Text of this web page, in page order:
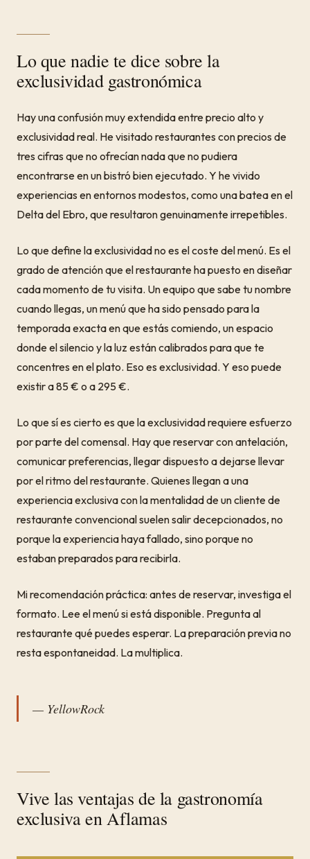
Lo que nadie te dice sobre la
exclusividad gastronómica
Hay una confusión muy extendida entre precio alto y
exclusividad real. He visitado restaurantes con precios de
tres cifras que no ofrecían nada que no pudiera
encontrarse en un bistró bien ejecutado. Y he vivido
experiencias en entornos modestos, como una batea en el
Delta del Ebro, que resultaron genuinamente irrepetibles.
Lo que define la exclusividad no es el coste del menú. Es el
grado de atención que el restaurante ha puesto en diseñar
cada momento de tu visita. Un equipo que sabe tu nombre
cuando llegas, un menú que ha sido pensado para la
temporada exacta en que estás comiendo, un espacio
donde el silencio y la luz están calibrados para que te
concentres en el plato. Eso es exclusividad. Y eso puede
existir a 85 € o a 295 €.
Lo que sí es cierto es que la exclusividad requiere esfuerzo
por parte del comensal. Hay que reservar con antelación,
comunicar preferencias, llegar dispuesto a dejarse llevar
por el ritmo del restaurante. Quienes llegan a una
experiencia exclusiva con la mentalidad de un cliente de
restaurante convencional suelen salir decepcionados, no
porque la experiencia haya fallado, sino porque no
estaban preparados para recibirla.
Mi recomendación práctica: antes de reservar, investiga el
formato. Lee el menú si está disponible. Pregunta al
restaurante qué puedes esperar. La preparación previa no
resta espontaneidad. La multiplica.
— YellowRock
Vive las ventajas de la gastronomía
exclusiva en Aflamas